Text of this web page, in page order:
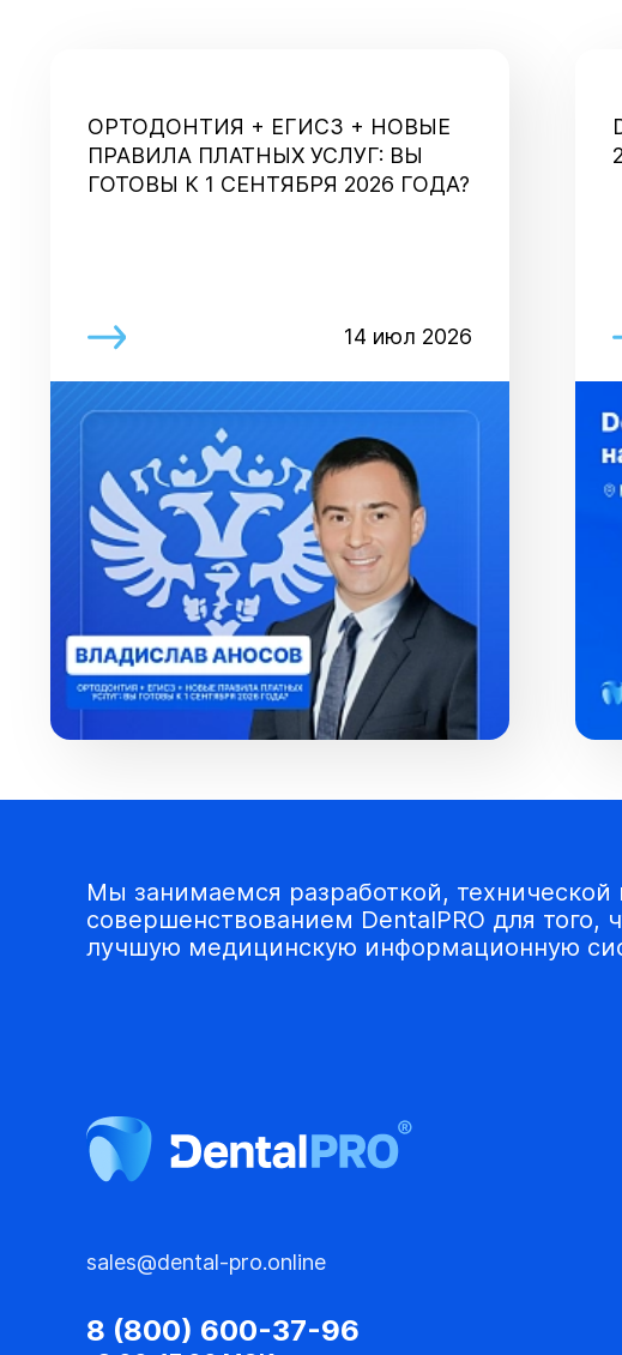
ОРТОДОНТИЯ + ЕГИСЗ + НОВЫЕ
ПРАВИЛА ПЛАТНЫХ УСЛУГ: ВЫ
ГОТОВЫ К 1 СЕНТЯБРЯ 2026 ГОДА?
14 июл 2026
Мы занимаемся разработкой,
совершенствованием DentalPRO для того,
лучшую медицинскую информационную
sales@dental-pro.online
8 (800) 600-37-96